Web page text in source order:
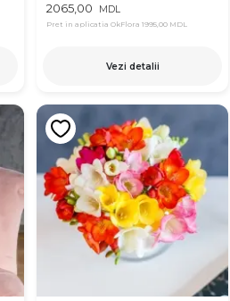
2065,00 MDL
Pret in aplicatia OkFlora 1995,00 MDL
Vezi detalii